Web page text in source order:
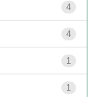
4
4
1
1